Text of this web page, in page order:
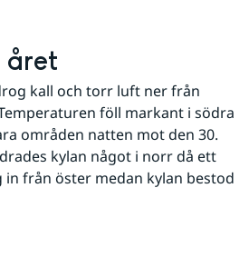
året
kall och torr luft ner från
föll markant i södra
områden natten mot den 30.
kylan något i norr då ett
från öster medan kylan bestod